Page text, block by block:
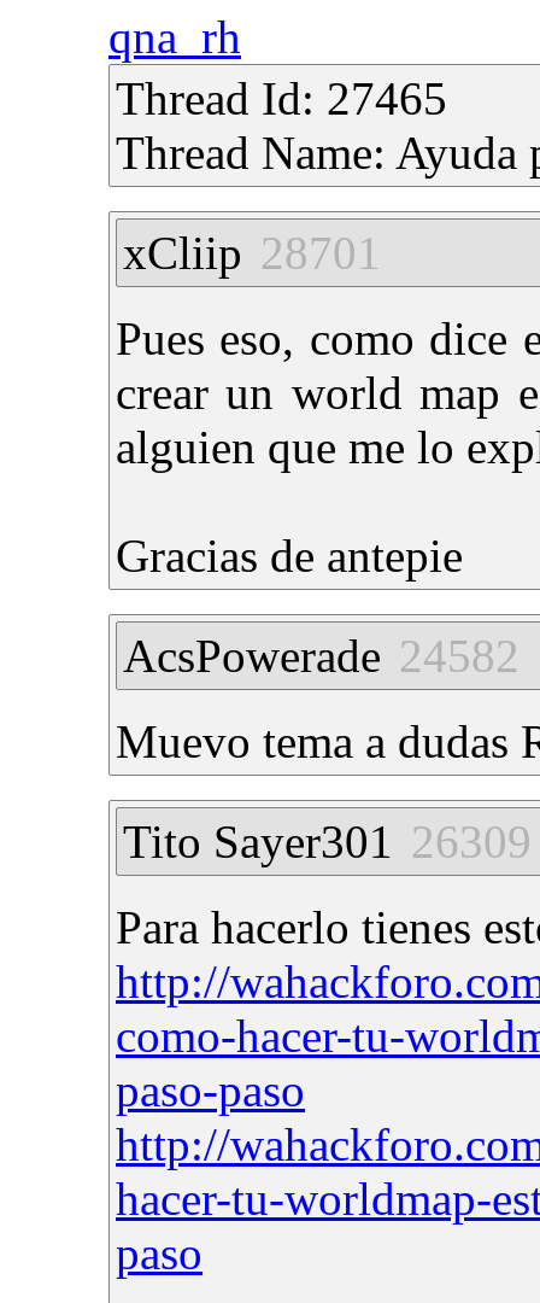
qna_rh
Thread Id: 27465
Thread Name: Ayuda
xCliip 28701
Pues eso, como dice
crear un world map
alguien que me lo
Gracias de antepie
AcsPowerade 24582
Muevo tema a dudas
Tito Sayer301 26309
Para hacerlo tienes
http://
como-hacer-tu-
paso-paso
http://
hacer-tu-worldmap-
paso